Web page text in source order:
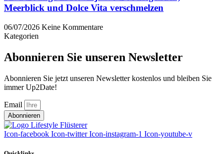
Meerblick und Dolce Vita verschmelzen
06/07/2026 Keine Kommentare
Kategorien
Abonnieren Sie unseren Newsletter
Abonnieren Sie jetzt unseren Newsletter kostenlos und bleiben Sie
immer Up2Date!
Email
Abonnieren
Icon-facebook Icon-twitter Icon-instagram-1 Icon-youtube-v